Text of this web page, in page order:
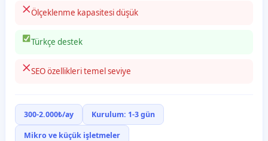
Ölçeklenme kapasitesi düşük
Türkçe destek
SEO özellikleri temel seviye
300-2.000₺/ay Kurulum: 1-3 gün
Mikro ve küçük işletmeler